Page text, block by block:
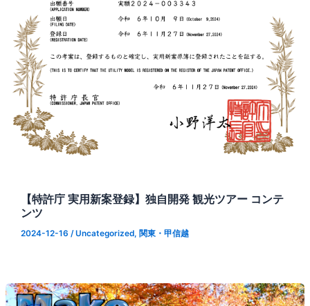
【特許庁 実用新案登録】独自開発 観光ツアー コンテ
ンツ
2024-12-16 /Uncategorized, 関東・甲信越